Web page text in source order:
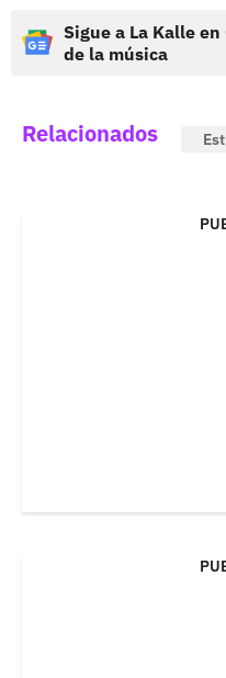
Sigue a La Kalle
de la música
Relacionados